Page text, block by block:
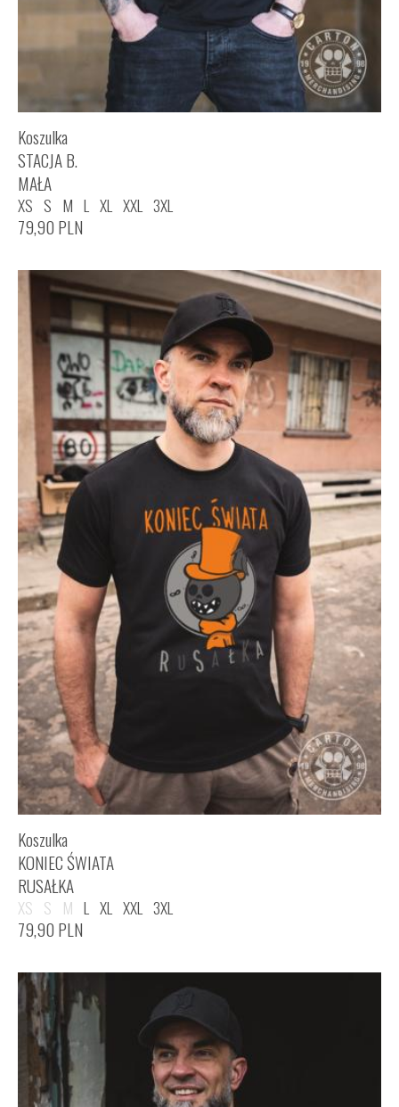
Koszulka
STACJA B.
MAŁA
XS S M L XL XXL 3XL
79,90 PLN
Koszulka
KONIEC ŚWIATA
RUSAŁKA
XS S M L XL XXL 3XL
79,90 PLN